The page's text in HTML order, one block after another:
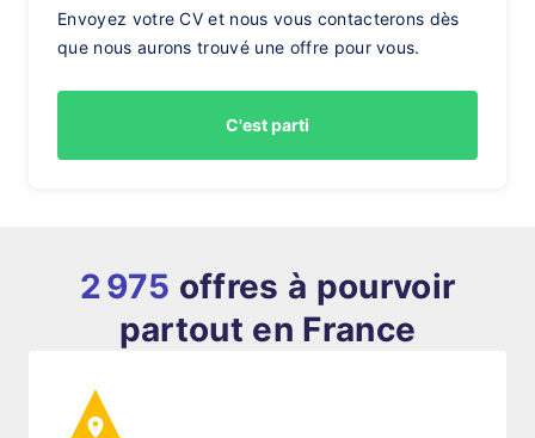
Envoyez votre CV et nous vous contacterons dès
que nous aurons trouvé une offre pour vous.
C'est parti
2 975 offres à pourvoir
partout en France